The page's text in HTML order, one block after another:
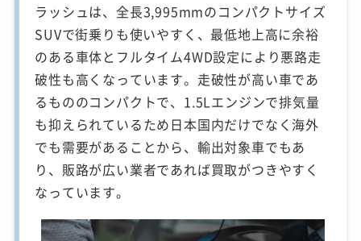
ラッシュは、全長3,995mmのコンパクトサイズ
SUVで街乗りも使いやすく、最低地上高に余裕
のある車体とフルタイム4WD設定により悪路走
破性も高くなっています。走破性が高い車であ
るもののコンパクトで、1.5Lエンジンで排気量
も抑えられているため日本国内だけでなく海外
でも需要があることから、輸出対象車でもあ
り、販路が広い業者であれば買取がつきやすく
なっています。